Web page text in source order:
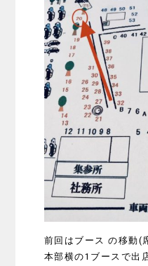
前回はブース の移動(
本部横の1ブースで出